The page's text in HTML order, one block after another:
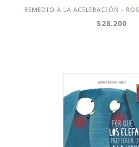
REMEDIO A LA ACELERACIÓN -
$28.200